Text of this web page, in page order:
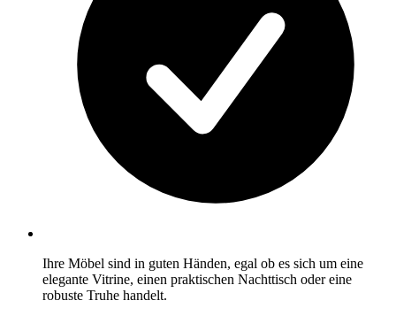
Ihre Möbel sind in guten Händen, egal ob es sich um eine
elegante Vitrine, einen praktischen Nachttisch oder eine
robuste Truhe handelt.